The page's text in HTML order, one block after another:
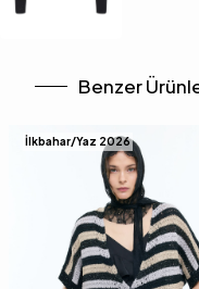
Benzer
İlkbahar/Yaz 2026